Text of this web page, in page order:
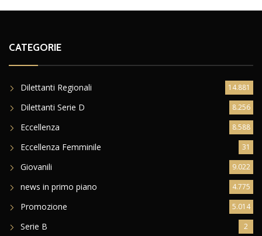
CATEGORIE
Dilettanti Regionali 14.881
Dilettanti Serie D 8.256
Eccellenza 8.588
Eccellenza Femminile 31
Giovanili 9.022
news in primo piano 4.775
Promozione 5.014
Serie B 2